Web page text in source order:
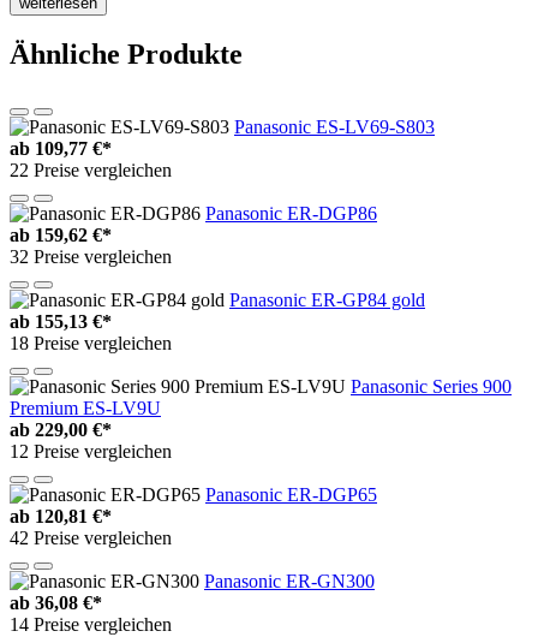
Ähnliche Produkte
Panasonic ES-LV69-S803
ab 109,77 €*
22 Preise vergleichen
Panasonic ER-DGP86
ab 159,62 €*
32 Preise vergleichen
Panasonic ER-GP84 gold
ab 155,13 €*
18 Preise vergleichen
Panasonic Series 900
Premium ES-LV9U
ab 229,00 €*
12 Preise vergleichen
Panasonic ER-DGP65
ab 120,81 €*
42 Preise vergleichen
Panasonic ER-GN300
ab 36,08 €*
14 Preise vergleichen